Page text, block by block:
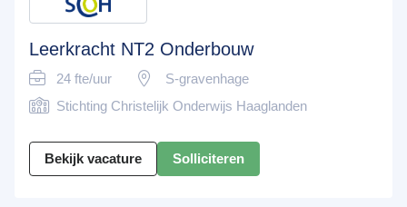
Leerkracht NT2 Onderbouw
24 fte/uur
S-gravenhage
Stichting Christelijk Onderwijs Haaglanden
Bekijk vacature Solliciteren